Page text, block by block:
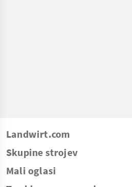
Landwirt.com
Skupine strojev
Mali oglasi